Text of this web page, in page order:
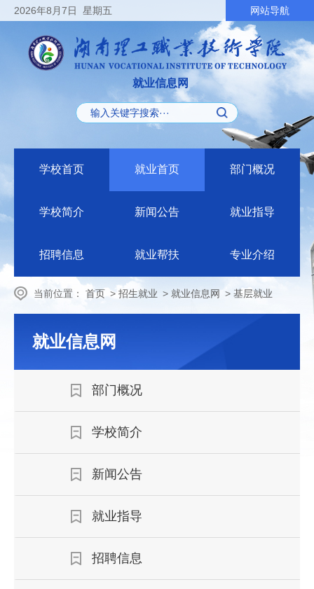
2026年8月7日 星期五 网站导航
就业信息网
学校首页 就业首页 部门概况
学校简介 新闻公告 就业指导
招聘信息 就业帮扶 专业介绍
当前位置： 首页 > 招生就业 > 就业信息网 > 基层就业
就业信息网
部门概况
学校简介
新闻公告
就业指导
招聘信息